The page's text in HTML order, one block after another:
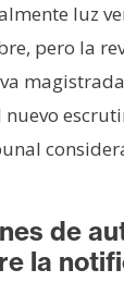
luz
pero la
de
la